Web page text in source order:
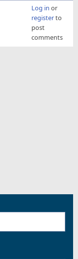
Log in or
registerto
post
comments